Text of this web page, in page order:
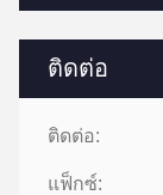
ติดต่อ
ติดต่อ:
แฟ็กซ์: